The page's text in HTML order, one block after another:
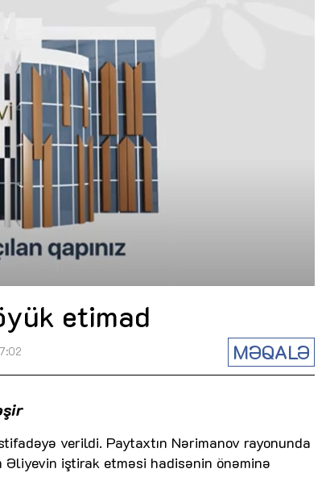
etimad
MƏQALƏ
verildi. Paytaxtın Nərimanov rayonunda
Əliyevin iştirak etməsi hadisənin önəminə
vergi
keçid
islahatın nəticələri
MÜSAHİBƏ
prizmasında
ixtisaslaşmış
MÜSAHİBƏ
Aytən Kərimova: “Məqsədimiz daha
inklüziv iş mühiti yaratmaq, çevik və
öyrənən komanda formalaşdırmaqdır”
MÜSAHİBƏ
Azərbaycanda dövlət-özəl tərəfdaşlığı
çərçivəsində həyata keçirilən ilk pilot
layihə